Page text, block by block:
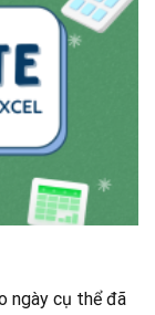
ngày cụ thể đã